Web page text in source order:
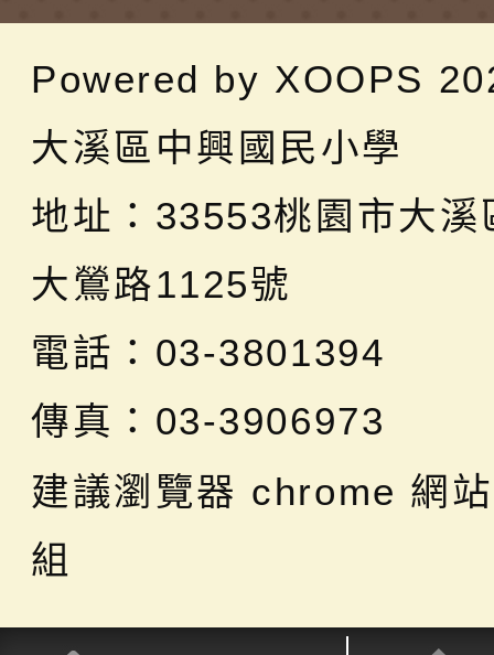
Powered by XOOPS
大溪區中興國民小學
地址： 33553桃園市大溪
大鶯路1125號
電話：03-3801394
傳真：03-3906973
建議瀏覽器 chrome 網
組